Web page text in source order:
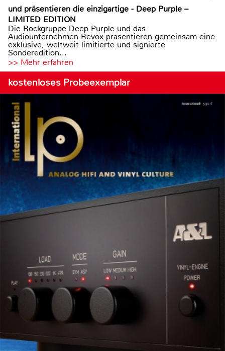
und präsentieren die einzigartige - Deep Purple –
LIMITED EDITION
Die Rockgruppe Deep Purple und das
Audiounternehmen Revox präsentieren gemeinsam eine
exklusive, weltweit limitierte und signierte
Sonderedition...
>> Mehr erfahren
kostenloses Probeexemplar